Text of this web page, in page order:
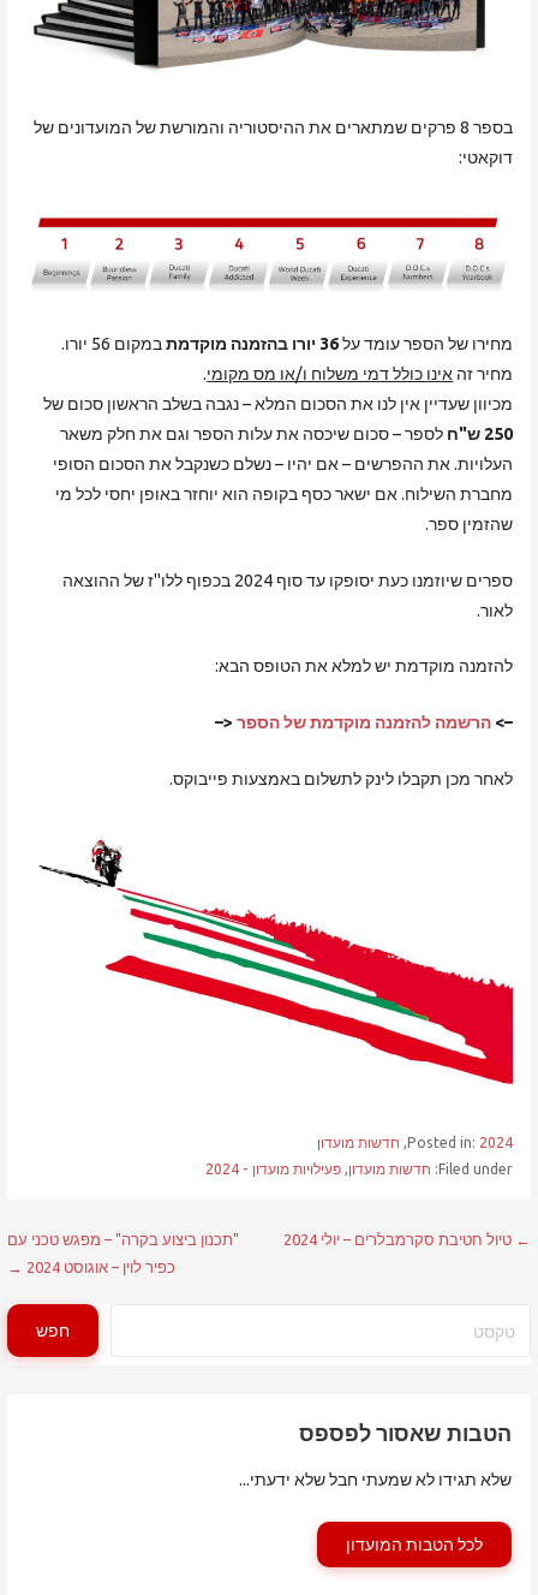
בספר 8 פרקים שמתארים את ההיסטוריה והמורשת של המועדונים של
דוקאטי:
מחירו של הספר עומד על36 יורו בהזמנה מוקדמת
במקום 56 יורו.
מחיר זה אינו כולל דמי משלוח ו/או מס מקומי.
מכיוון שעדיין אין לנו את הסכום המלא – נגבה בשלב הראשון סכום של
250 ש"ח
לספר – סכום שיכסה את עלות הספר וגם את חלק משאר
העלויות. את ההפרשים – אם יהיו – נשלם כשנקבל את הסכום הסופי
מחברת השילוח. אם ישאר כסף בקופה הוא יוחזר באופן יחסי לכל מי
שהזמין ספר.
ספרים שיוזמנו כעת יסופקו עד סוף 2024 בכפוף ללו"ז של ההוצאה
לאור.
להזמנה מוקדמת יש למלא את הטופס הבא:
–> הרשמה להזמנה מוקדמת של הספר<–
לאחר מכן תקבלו לינק לתשלום באמצעות פייבוקס.
Posted in: 2024
, חדשות מועדון
Filed under: חדשות מועדון, פעילויות מועדון - 2024
ניווט
← טיול חטיבת סקרמבלרים – יולי 2024
"תכנון ביצוע בקרה" – מפגש טכני עם
כפיר לוין – אוגוסט 2024 →
חפש
הטבות שאסור לפספס
שלא תגידו לא שמעתי חבל שלא ידעתי...
לכל הטבות המועדון